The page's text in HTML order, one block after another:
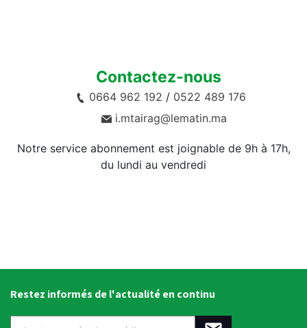
Contactez-nous
0664 962 192 / 0522 489 176
i.mtairag@lematin.ma
Notre service abonnement est joignable de 9h à 17h,
du lundi au vendredi
Restez informés de l'actualité en continu